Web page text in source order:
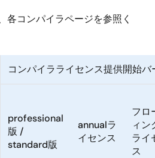
各コンパイラページを参照く
コンパイラライセンス提供開始バ
professional
版 /
standard版
annualラ
イセンス
フロ
ィン
ライ
ス